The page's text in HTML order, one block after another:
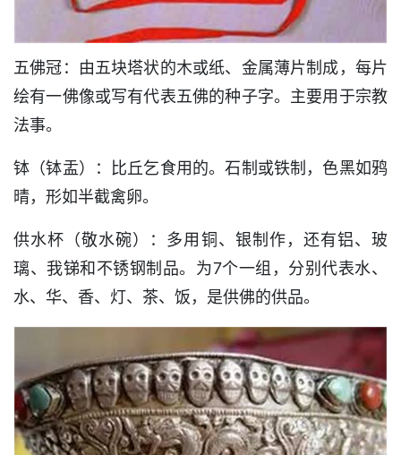
五佛冠：由五块塔状的木或纸、金属薄片制成，每片
绘有一佛像或写有代表五佛的种子字。主要用于宗教
法事。
钵（钵盂）：比丘乞食用的。石制或铁制，色黑如鸦
晴，形如半截禽卵。
供水杯（敬水碗）：多用铜、银制作，还有铝、玻
璃、我锑和不锈钢制品。为7个一组，分别代表水、
水、华、香、灯、茶、饭，是供佛的供品。